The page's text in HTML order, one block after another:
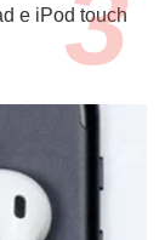
e iPod touch